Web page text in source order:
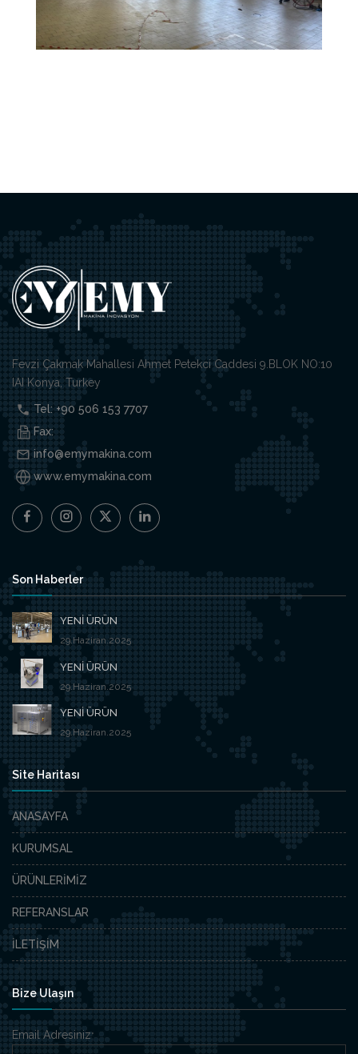
Fevzi Çakmak Mahallesi Ahmet Petekci Caddesi 9.BLOK NO:10
IAI Konya, Turkey
Tel: +90 506 153 7707
Fax:
info@emymakina.com
www.emymakina.com
Son Haberler
YENİ ÜRÜN
29.Haziran.2025
YENİ ÜRÜN
29.Haziran.2025
YENİ ÜRÜN
29.Haziran.2025
Site Haritası
ANASAYFA
KURUMSAL
ÜRÜNLERİMİZ
REFERANSLAR
İLETİŞİM
Bize Ulaşın
Email Adresiniz*